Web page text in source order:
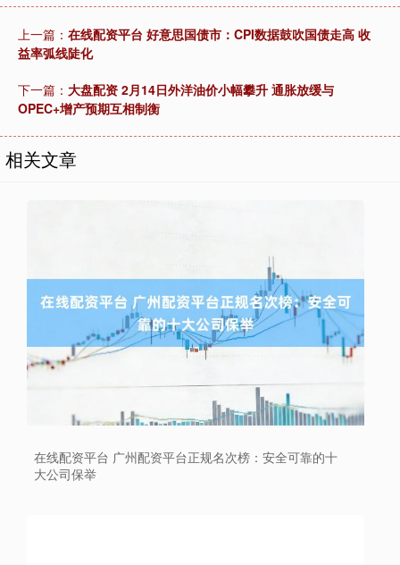
上一篇： 在线配资平台 好意思国债市：CPI数据鼓吹国债走高 收
益率弧线陡化
下一篇： 大盘配资 2月14日外洋油价小幅攀升 通胀放缓与
OPEC+增产预期互相制衡
相关文章
在线配资平台 广州配资平台正规名次榜：安全可靠的十
大公司保举